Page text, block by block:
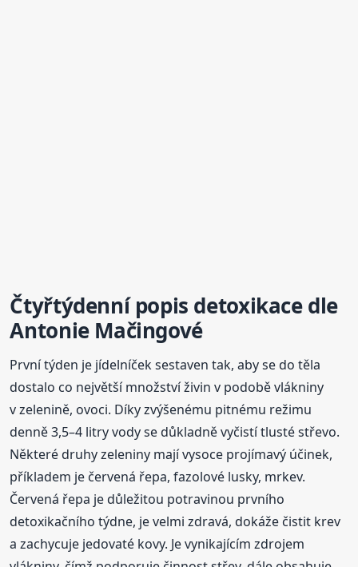
Čtyřtýdenní popis detoxikace dle
Antonie Mačingové
První týden je jídelníček sestaven tak, aby se do těla
dostalo co největší množství živin v podobě vlákniny
v zelenině, ovoci. Díky zvýšenému pitnému režimu
denně 3,5–4 litry vody se důkladně vyčistí tlusté střevo.
Některé druhy zeleniny mají vysoce projímavý účinek,
příkladem je červená řepa, fazolové lusky, mrkev.
Červená řepa je důležitou potravinou prvního
detoxikačního týdne, je velmi zdravá, dokáže čistit krev
a zachycuje jedovaté kovy. Je vynikajícím zdrojem